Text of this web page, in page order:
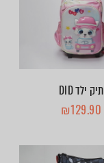
תיק ילד DID
₪129.90